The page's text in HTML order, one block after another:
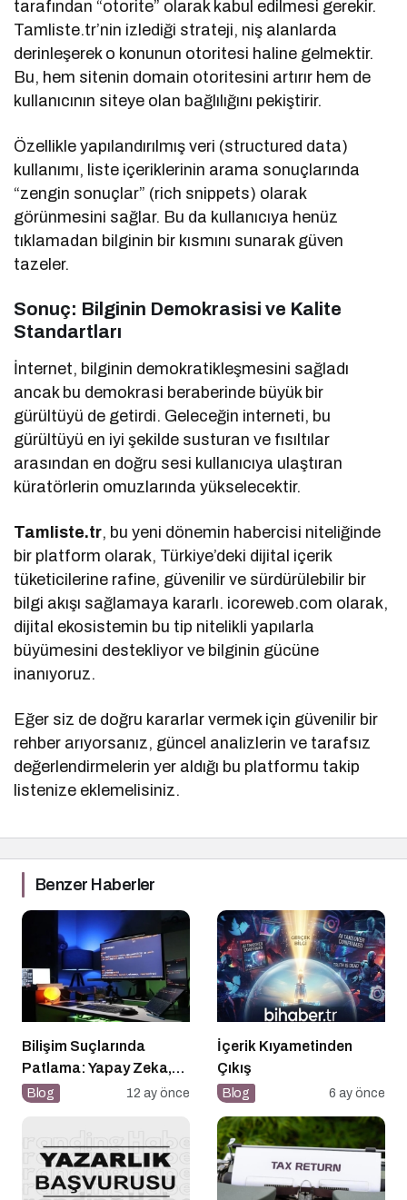
tarafından “otorite” olarak kabul edilmesi gerekir.
Tamliste.tr’nin izlediği strateji, niş alanlarda
derinleşerek o konunun otoritesi haline gelmektir.
Bu, hem sitenin domain otoritesini artırır hem de
kullanıcının siteye olan bağlılığını pekiştirir.
Özellikle yapılandırılmış veri (structured data)
kullanımı, liste içeriklerinin arama sonuçlarında
“zengin sonuçlar” (rich snippets) olarak
görünmesini sağlar. Bu da kullanıcıya henüz
tıklamadan bilginin bir kısmını sunarak güven
tazeler.
Sonuç: Bilginin Demokrasisi ve Kalite
Standartları
İnternet, bilginin demokratikleşmesini sağladı
ancak bu demokrasi beraberinde büyük bir
gürültüyü de getirdi. Geleceğin interneti, bu
gürültüyü en iyi şekilde susturan ve fısıltılar
arasından en doğru sesi kullanıcıya ulaştıran
küratörlerin omuzlarında yükselecektir.
Tamliste.tr, bu yeni dönemin habercisi niteliğinde
bir platform olarak, Türkiye’deki dijital içerik
tüketicilerine rafine, güvenilir ve sürdürülebilir bir
bilgi akışı sağlamaya kararlı. icoreweb.com olarak,
dijital ekosistemin bu tip nitelikli yapılarla
büyümesini destekliyor ve bilginin gücüne
inanıyoruz.
Eğer siz de doğru kararlar vermek için güvenilir bir
rehber arıyorsanız, güncel analizlerin ve tarafsız
değerlendirmelerin yer aldığı bu platformu takip
listenize eklemelisiniz.
Benzer Haberler
Bilişim Suçlarında
Patlama: Yapay Zeka,
Sahte Siteler ve Dijital
Blog 12 ay önce
İçerik Kıyametinden
Çıkış
Blog 6 ay önce